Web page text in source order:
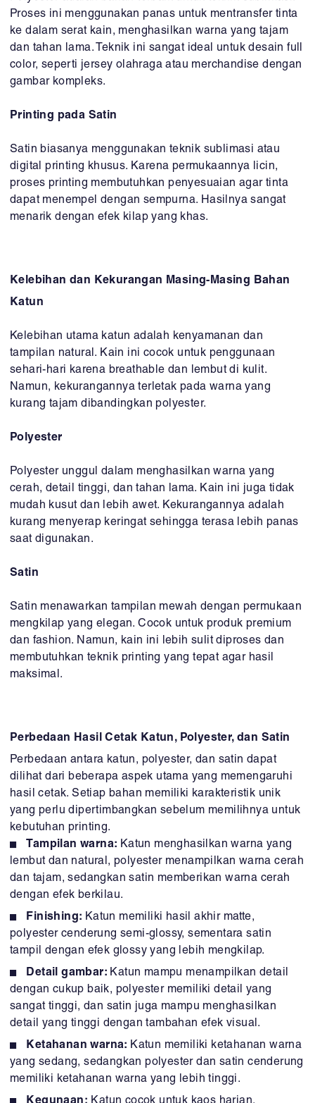
Proses ini menggunakan panas untuk mentransfer tinta
ke dalam serat kain, menghasilkan warna yang tajam
dan tahan lama. Teknik ini sangat ideal untuk desain full
color, seperti jersey olahraga atau merchandise dengan
gambar kompleks.
Printing pada Satin
Satin biasanya menggunakan teknik sublimasi atau
digital printing khusus. Karena permukaannya licin,
proses printing membutuhkan penyesuaian agar tinta
dapat menempel dengan sempurna. Hasilnya sangat
menarik dengan efek kilap yang khas.
Kelebihan dan Kekurangan Masing-Masing Bahan
Katun
Kelebihan utama katun adalah kenyamanan dan
tampilan natural. Kain ini cocok untuk penggunaan
sehari-hari karena breathable dan lembut di kulit.
Namun, kekurangannya terletak pada warna yang
kurang tajam dibandingkan polyester.
Polyester
Polyester unggul dalam menghasilkan warna yang
cerah, detail tinggi, dan tahan lama. Kain ini juga tidak
mudah kusut dan lebih awet. Kekurangannya adalah
kurang menyerap keringat sehingga terasa lebih panas
saat digunakan.
Satin
Satin menawarkan tampilan mewah dengan permukaan
mengkilap yang elegan. Cocok untuk produk premium
dan fashion. Namun, kain ini lebih sulit diproses dan
membutuhkan teknik printing yang tepat agar hasil
maksimal.
Perbedaan Hasil Cetak Katun, Polyester, dan Satin
Perbedaan antara katun, polyester, dan satin dapat
dilihat dari beberapa aspek utama yang memengaruhi
hasil cetak. Setiap bahan memiliki karakteristik unik
yang perlu dipertimbangkan sebelum memilihnya untuk
kebutuhan printing.
Tampilan warna: Katun menghasilkan warna yang
lembut dan natural, polyester menampilkan warna cerah
dan tajam, sedangkan satin memberikan warna cerah
dengan efek berkilau.
Finishing: Katun memiliki hasil akhir matte,
polyester cenderung semi-glossy, sementara satin
tampil dengan efek glossy yang lebih mengkilap.
Detail gambar: Katun mampu menampilkan detail
dengan cukup baik, polyester memiliki detail yang
sangat tinggi, dan satin juga mampu menghasilkan
detail yang tinggi dengan tambahan efek visual.
Ketahanan warna: Katun memiliki ketahanan warna
yang sedang, sedangkan polyester dan satin cenderung
memiliki ketahanan warna yang lebih tinggi.